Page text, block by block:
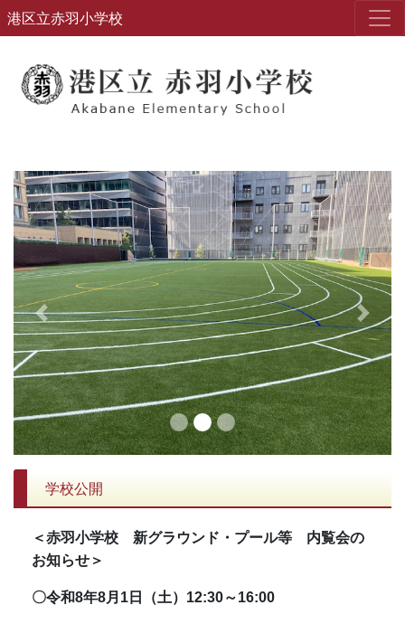
港区立赤羽小学校
Previous Next
学校公開
＜赤羽小学校 新グラウンド・プール等 内覧会の
お知らせ＞
〇令和8年8月1日（土）12:30～16:00